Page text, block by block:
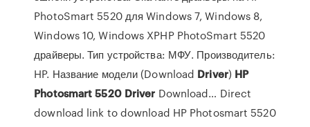
PhotoSmart 5520 для Windows 7, Windows 8,
Windows 10, Windows XPHP PhotoSmart 5520
драйверы. Тип устройства: МФУ. Производитель:
HP. Название модели (Download Driver) HP
Photosmart 5520 Driver Download… Direct
download link to download HP Photosmart 5520